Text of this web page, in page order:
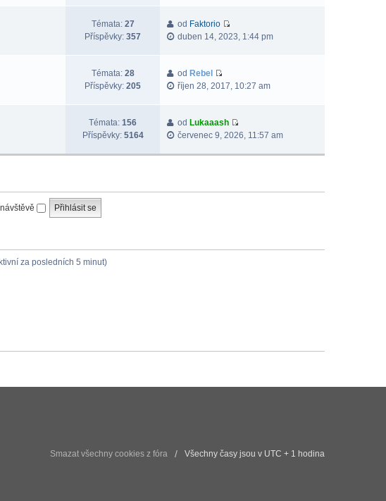
Témata: 27
Příspěvky: 357
od Faktorio
duben 14, 2023, 1:44 pm
Témata: 28
Příspěvky: 205
od Rebel
říjen 28, 2017, 10:27 am
Témata: 156
Příspěvky: 5164
od Lukaaash
červenec 9, 2026, 11:57 am
za posledních 5 minut)
Smazat všechny cookies z fóra Všechny časy jsou v UTC + 1 hodina